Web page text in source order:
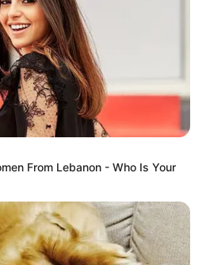
CƏMİYYƏT
leysan yağacaq -hava
From Lebanon - Who Is Your